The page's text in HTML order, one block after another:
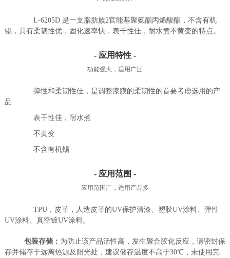
L-6205D 是一支脂肪族2官能基聚氨酯丙烯酸酯，不含有机
锡，具有柔韧性优，固化速率快，表干性佳，耐水煮不黄变的特点。
- 应用特性 -
功能强大，适用广泛
弹性和柔韧性佳，是调整漆膜的柔韧性的首要考虑选用的产
品
表干性佳，耐水煮
不黄变
不含有机锡
- 应用范围 -
应用范围广，适用产品多
TPU，皮革，人造皮革的UV保护清漆、塑胶UV涂料、弹性
UV涂料、真空镀UV涂料。
包装存储： 为防止该产品活性高，发生聚合胶化反应，请密封保
存并储存于远离热源及阳光处，建议储存温度不高于30℃，未使用完